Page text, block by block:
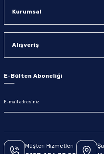
Kurumsal
Alışveriş
E-Bülten Aboneliği
Müşteri Hizmetleri